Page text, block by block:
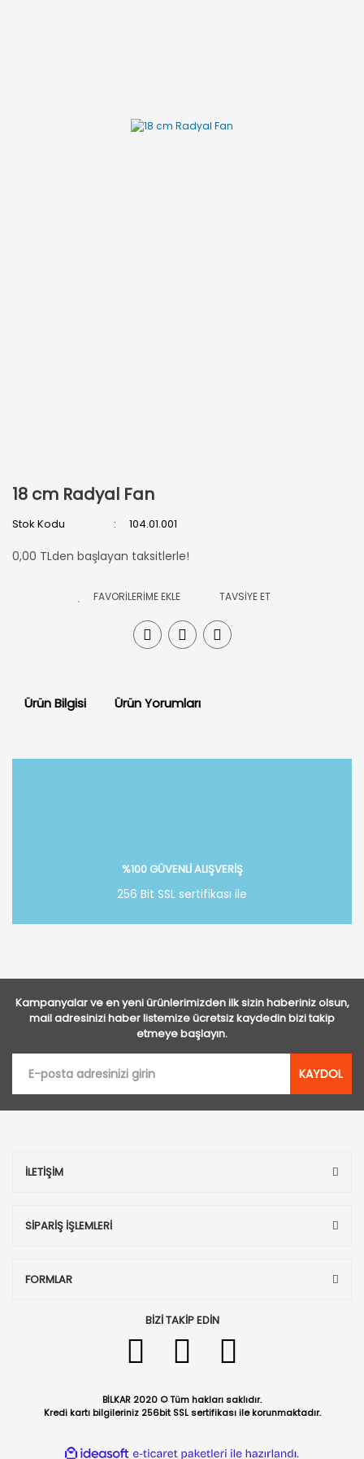
18 cm Radyal Fan
Stok Kodu 104.01.001
0,00 TLden başlayan taksitlerle!
TAVSİYE ET
Ürün Bilgisi Ürün Yorumları
%100 GÜVENLİ ALIŞVERİŞ
256 Bit SSL sertifikası ile
Kampanyalar ve en yeni ürünlerimizden ilk sizin haberiniz olsun,
mail adresinizi haber listemize ücretsiz kaydedin bizi takip
etmeye başlayın.
KAYDOL
İLETİŞİM
SİPARİŞ İŞLEMLERİ
FORMLAR
BİZİ TAKİP EDİN
BİLKAR 2020 © Tüm hakları saklıdır.
Kredi kartı bilgileriniz 256bit SSL sertifikası ile korunmaktadır.
ideasoft e-